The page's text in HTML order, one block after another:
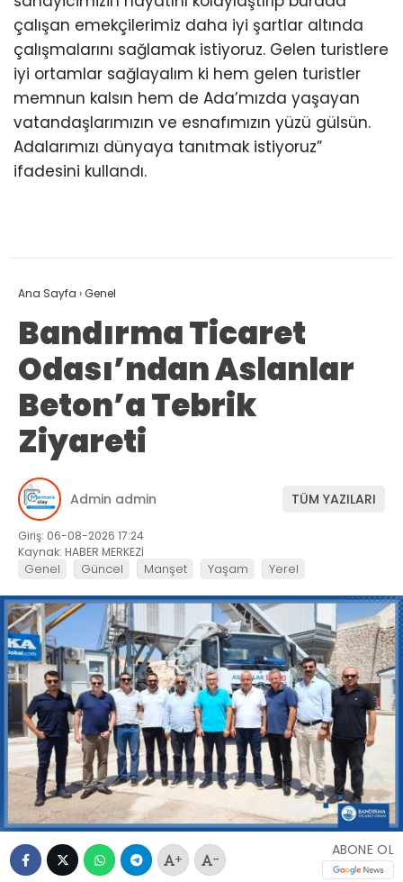
çalışan emekçilerimiz daha iyi şartlar altında
çalışmalarını sağlamak istiyoruz. Gelen turistlere
iyi ortamlar sağlayalım ki hem gelen turistler
memnun kalsın hem de Ada’mızda yaşayan
vatandaşlarımızın ve esnafımızın yüzü gülsün.
Adalarımızı dünyaya tanıtmak istiyoruz”
ifadesini kullandı.
Ana Sayfa ›Genel
Bandırma Ticaret
Odası’ndan Aslanlar
Beton’a Tebrik
Ziyareti
Admin admin TÜM YAZILARI
Giriş: 06-08-2026 17:24
Kaynak: HABER MERKEZİ
Genel Güncel Manşet Yaşam Yerel
+ -
ABONE OL